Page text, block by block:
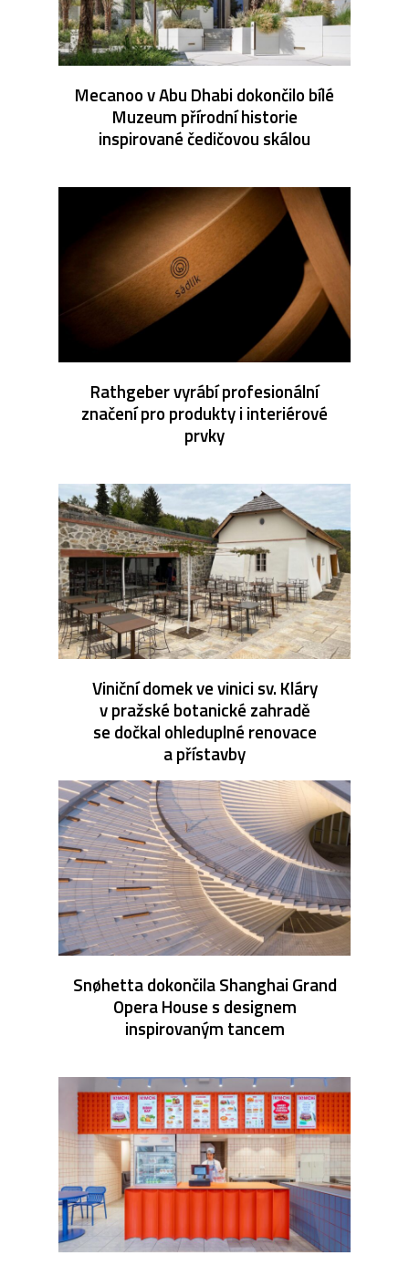
Mecanoo v Abu Dhabi dokončilo bílé
Muzeum přírodní historie
inspirované čedičovou skálou
Rathgeber vyrábí profesionální
značení pro produkty i interiérové
prvky
Viniční domek ve vinici sv. Kláry
v pražské botanické zahradě
se dočkal ohleduplné renovace
a přístavby
Snøhetta dokončila Shanghai Grand
Opera House s designem
inspirovaným tancem